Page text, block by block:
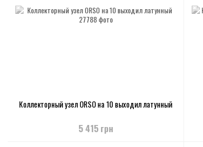
Коллекторный узел ORSO на 10 выходил латунный
5 415 грн